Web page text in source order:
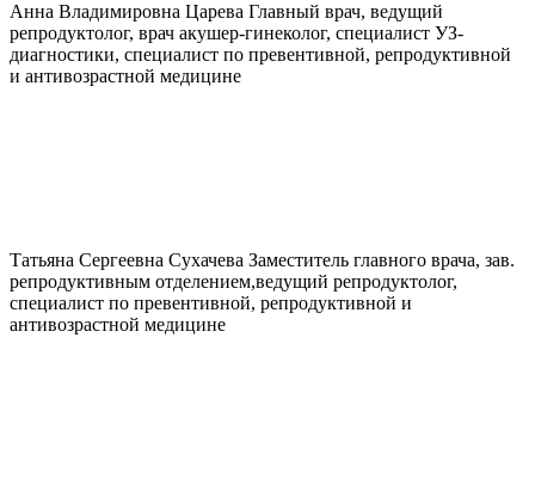
Анна Владимировна Царева Главный врач, ведущий
репродуктолог, врач акушер-гинеколог, специалист УЗ-
диагностики, специалист по превентивной, репродуктивной
и антивозрастной медицине
Татьяна Сергеевна Сухачева Заместитель главного врача, зав.
репродуктивным отделением,ведущий репродуктолог,
специалист по превентивной, репродуктивной и
антивозрастной медицине